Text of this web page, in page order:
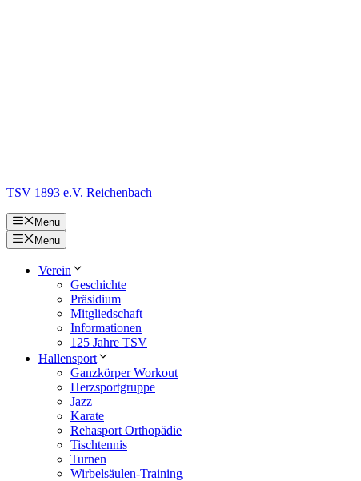
TSV 1893 e.V. Reichenbach
Menu
Menu
Verein
Geschichte
Präsidium
Mitgliedschaft
Informationen
125 Jahre TSV
Hallensport
Ganzkörper Workout
Herzsportgruppe
Jazz
Karate
Rehasport Orthopädie
Tischtennis
Turnen
Wirbelsäulen-Training